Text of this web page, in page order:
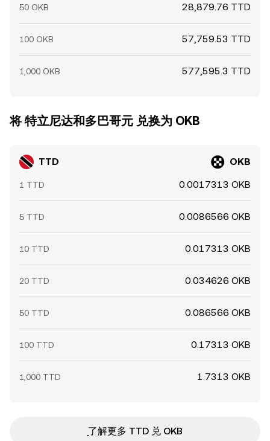
50 OKB 28,879.76 TTD
100 OKB 57,759.53 TTD
1,000 OKB 577,595.3 TTD
将 特立尼达和多巴哥元 兑换为 OKB
TTD OKB
1 TTD 0.0017313 OKB
5 TTD 0.0086566 OKB
10 TTD 0.017313 OKB
20 TTD 0.034626 OKB
50 TTD 0.086566 OKB
100 TTD 0.17313 OKB
1,000 TTD 1.7313 OKB
ִִִִִִִִִִִִִִִִִִִִִִִִִִִִִִִִִִִִִִִִִִִִִִִ了解更多 TTD 兑 OKB